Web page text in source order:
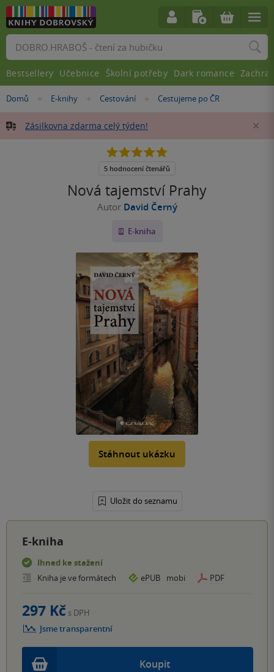
Nacházíte
zde:
Domů »
E-knihy »
Cestování »
Cestujeme po ČR
Zásilkovna zdarma celý týden!
Nová tajemství Prahy
Autor David Černý
E-kniha
Stáhnout ukázku
Uložit do seznamu
4.8
5
5 hodnocení čtenářů
E-kniha
Ihned ke stažení
Kniha je ve formátech
ePUB mobi PDF
Koupit
297 Kč s DPH
Jsme transparentní
Vyhledávání
Bestsellery Učebnice Školní potřeby Dark romance